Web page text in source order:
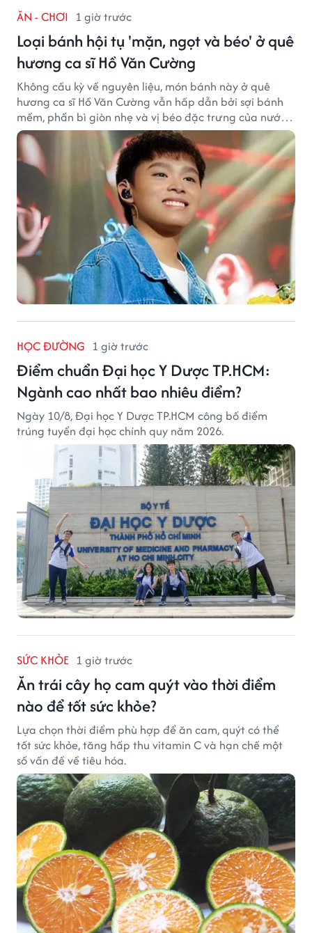
ĂN - CHƠI 1 giờ trước
Loại bánh hội tụ 'mặn, ngọt và béo' ở quê
hương ca sĩ Hồ Văn Cường
Không cầu kỳ về nguyên liệu, món bánh này ở quê
hương ca sĩ Hồ Văn Cường vẫn hấp dẫn bởi sợi bánh
mềm, phần bì giòn nhẹ và vị béo đặc trưng của nước
cốt dừa.
HỌC ĐƯỜNG 1 giờ trước
Điểm chuẩn Đại học Y Dược TP.HCM:
Ngành cao nhất bao nhiêu điểm?
Ngày 10/8, Đại học Y Dược TP.HCM công bố điểm
trúng tuyển đại học chính quy năm 2026.
SỨC KHỎE 1 giờ trước
Ăn trái cây họ cam quýt vào thời điểm
nào để tốt sức khỏe?
Lựa chọn thời điểm phù hợp để ăn cam, quýt có thể
tốt sức khỏe, tăng hấp thu vitamin C và hạn chế một
số vấn đề về tiêu hóa.